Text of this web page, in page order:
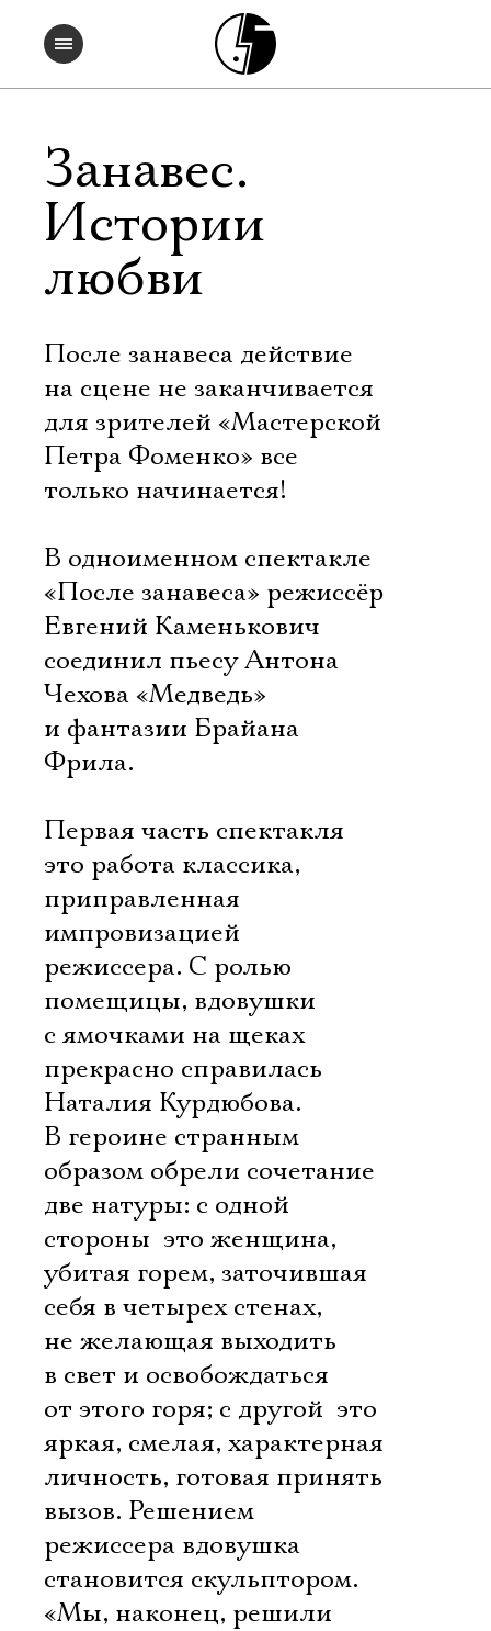
Занавес.
Истории
любви
После занавеса действие
на сцене не заканчивается 
для зрителей «Мастерской
Петра Фоменко» все
только начинается!
В одноименном спектакле
«После занавеса» режиссёр
Евгений Каменькович
соединил пьесу Антона
Чехова «Медведь»
и фантазии Брайана
Фрила.
Первая часть спектакля 
это работа классика,
приправленная
импровизацией
режиссера. С ролью
помещицы, вдовушки
с ямочками на щеках
прекрасно справилась
Наталия Курдюбова.
В героине странным
образом обрели сочетание
две натуры: с одной
стороны  это женщина,
убитая горем, заточившая
себя в четырех стенах,
не желающая выходить
в свет и освобождаться
от этого горя; с другой  это
яркая, смелая, характерная
личность, готовая принять
вызов. Решением
режиссера вдовушка
становится скульптором.
«Мы, наконец, решили